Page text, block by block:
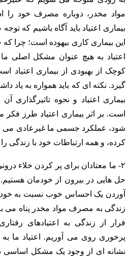
مواد مخدر، دوباره مصرف خود را
بیماری اعتیاد باید آگاه باشیم که
این بیماری کاری بیهوده است؛ چرا
اعتیاد به هیچ عنوان مشکل
کوچک از بهبودی از بیماری اعتیاد
گیرد. نکته ای که باید همواره به یاد
بیماری اعتیاد و نحوه تاثیرگذاری
است. بر اثر بیماری اعتیاد طرز
شود، عملکرد جسمی ما غیرعادی می
کرده، و همه ارتباطات خود با زندگی
۲- ما معتادان برای پر کردن خلاء
حل هایی در بیرون از خودمان
آوردن یک احساس خوب نسبت به
زندگی به مصرف مواد مخدر پناه می
فرار از زندگی به اعتیادهای
پرخوری روی می آوریم. اعتیاد ما
نشانه ای از وجود یک مشکل